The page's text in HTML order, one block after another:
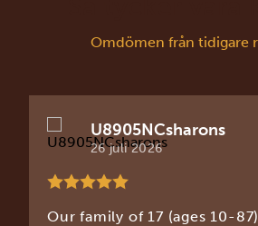
Omdömen från tidigare
U8905NCsharons
26 juli 2026
Our family of 17 (ages 10-